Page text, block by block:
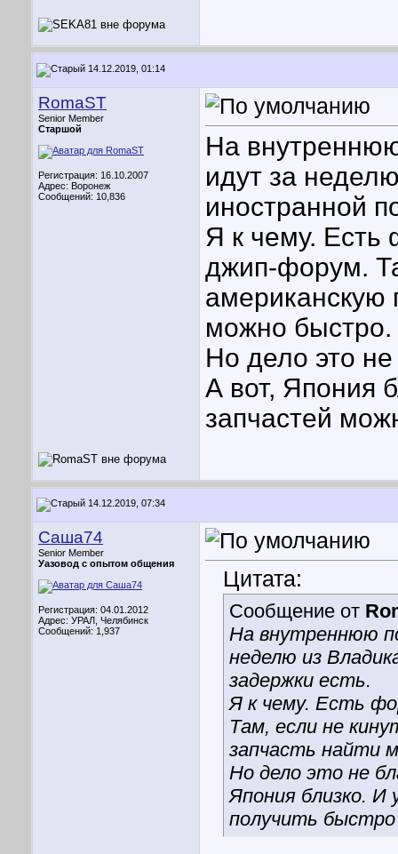
14.12.2019, 01:14
RomaST
Senior Member
Старшой
Регистрация: 16.10.2007
Адрес: Воронеж
Сообщений: 10,836
На
идут за
иностранной
Я к чему.
джип-форум.
американскую
можно быстро.
Но дело это
А вот, Япония
запчастей
14.12.2019, 07:34
Саша74
Senior Member
Уазовод с опытом общения
Регистрация: 04.01.2012
Адрес: УРАЛ, Челябинск
Сообщений: 1,937
Цитата:
Сообщение от
На внутреннюю
неделю из
задержки есть.
Я к чему. Есть
Там, если не
запчасть найти
Но дело это не
Япония близко. И
получить быстро